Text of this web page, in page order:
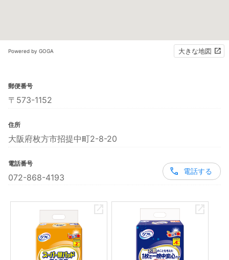
Powered by GOGA 大きな地図
郵便番号
〒573-1152
住所
大阪府枚方市招提中町2-8-20
電話番号
072-868-4193
電話する